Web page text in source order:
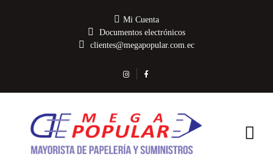
Mi Cuenta
Documentos electrónicos
clientes@megapopular.com.ec